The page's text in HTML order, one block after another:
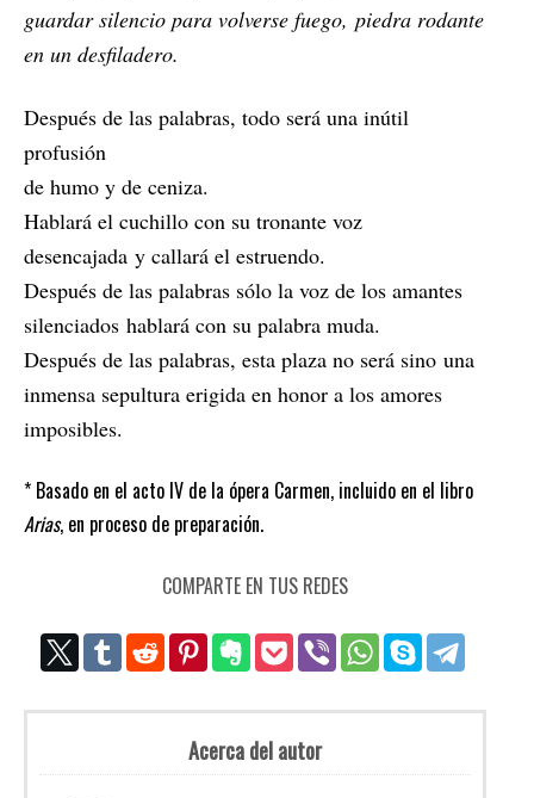
guardar silencio para volverse fuego, piedra rodante
en un desfiladero.
Después de las palabras, todo será una inútil
profusión
de humo y de ceniza.
Hablará el cuchillo con su tronante voz
desencajada y callará el estruendo.
Después de las palabras sólo la voz de los amantes
silenciados hablará con su palabra muda.
Después de las palabras, esta plaza no será sino una
inmensa sepultura erigida en honor a los amores
imposibles.
* Basado en el acto IV de la ópera Carmen, incluido en el libro
Arias, en proceso de preparación.
COMPARTE EN TUS REDES
Acerca del autor